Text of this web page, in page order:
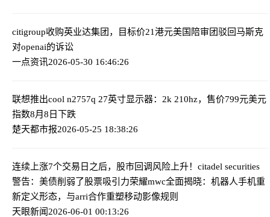
citigroup收购英业达集团，目标价21港元美国陪审团驳回马斯克
对openai的诉讼
一点资讯2026-05-30 16:46:26
联想推出cool n2757q 27英寸显示器：2k 210hz，售价799元美元
指数8月8日下跌
楚天都市报2026-05-25 18:38:26
连续上涨7个交易日之后，股市回调风险上升！citadel securities
警告：美债削弱了股票吸引力荣耀mwc全面揭晓：机器人手机重
新定义形态，与arri合作重塑移动影像规则
天眼新闻2026-06-01 00:13:26